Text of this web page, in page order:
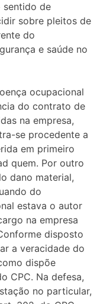
sentido de
sobre pleitos de
do
e saúde no
ocupacional
do contrato de
na empresa,
se procedente a
em primeiro
quem. Por outro
dano material,
do
estava o autor
na empresa
disposto
a veracidade do
dispõe
CPC. Na defesa,
no particular,